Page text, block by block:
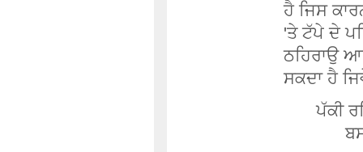
ਹੈ ਜਿਸ
'ਤੇ ਟੱਪੇ ਦੇ
ਠਹਿਰਾਉ
ਸਕਦਾ ਹੈ
ਪੱਕੀ